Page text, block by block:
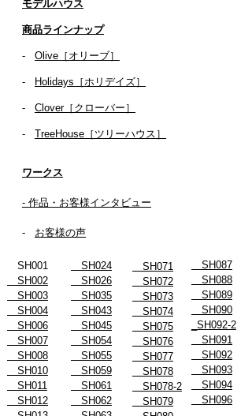
​​モデルハウス
商品ラインナップ
- Olive［オリーブ］
- Holidays［ホリデイズ］
- ​ Clover［クローバー］
- TreeHouse［ツリーハウス］
ワークス
- 作品・お客様インタビュー
- お客様の声
SH001
SH002
SH003
SH004
SH006
SH007
SH008
SH010
SH011
SH012
SH024
SH026
SH035
SH043
SH045
SH054
SH055
SH059
SH061
SH062
SH071
SH072
SH073
SH074
SH075
SH076
SH077
SH078
SH078-2
SH079
SH087
SH088
SH089
SH090
_SH092-2
SH091
SH092
SH093
SH094
SH096